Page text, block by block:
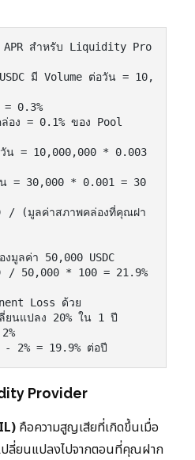
APR สำหรับ Liquidity Pro
มี Volume ต่อวัน = 10,
0.3%
อง = 0.1% ของ Pool
วัน = 10,000,000 * 0.003
= 30,000 * 0.001 = 30
(มูลค่าสภาพคล่องที่คุณฝา
มูลค่า 50,000 USDC
/ 50,000 * 100 = 21.9%
Loss ด้วย
ยนแปลง 20% ใน 1 ปี
Provider
คือความสูญเสียที่เกิดขึ้นเมื่อ
ปลี่ยนแปลงไปจากตอนที่คุณฝาก